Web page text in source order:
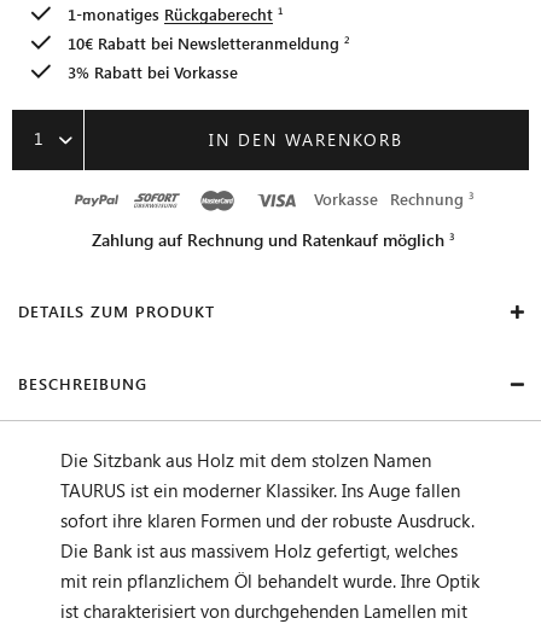
1-monatiges Rückgaberecht
10€ Rabatt bei Newsletteranmeldung
3% Rabatt bei Vorkasse
1 IN DEN WARENKORB
Vorkasse Rechnung
Zahlung auf Rechnung und Ratenkauf möglich
DETAILS ZUM PRODUKT
BESCHREIBUNG
Die Sitzbank aus Holz mit dem stolzen Namen
TAURUS ist ein moderner Klassiker. Ins Auge fallen
sofort ihre klaren Formen und der robuste Ausdruck.
Die Bank ist aus massivem Holz gefertigt, welches
mit rein pflanzlichem Öl behandelt wurde. Ihre Optik
ist charakterisiert von durchgehenden Lamellen mit